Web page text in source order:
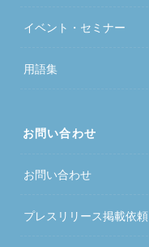
イベント・セミナー
用語集
お問い合わせ
お問い合わせ
プレスリリース掲載依頼